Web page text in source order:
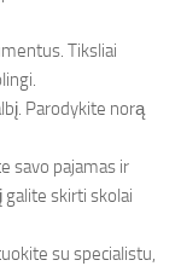
Tiksliai
Parodykite norą
savo pajamas ir
skirti skolai
su specialistu,